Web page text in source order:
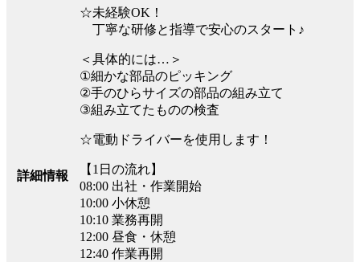
詳細情報
☆未経験OK！
丁寧な研修と指導で安心のスタート♪
＜具体的には…＞
①細かな部品のピッキング
②手のひらサイズの部品の組み立て
③組み立てたものの検査
☆電動ドライバーを使用します！
【1日の流れ】
08:00 出社・作業開始
10:00 小休憩
10:10 業務再開
12:00 昼食・休憩
12:40 作業再開